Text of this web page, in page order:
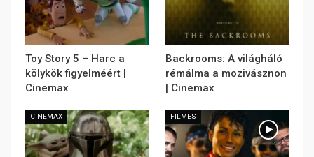
Toy Story 5 – Harc a
kölykök figyelméért |
Cinemax
Backrooms: A világháló
rémálma a mozivásznon
| Cinemax
CINEMAX FILMES